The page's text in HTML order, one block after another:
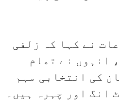
نے کہا کہ زلفی
انہوں نے تمام
کی انتخابی مہم
انگ اور چہرہ ہیں۔